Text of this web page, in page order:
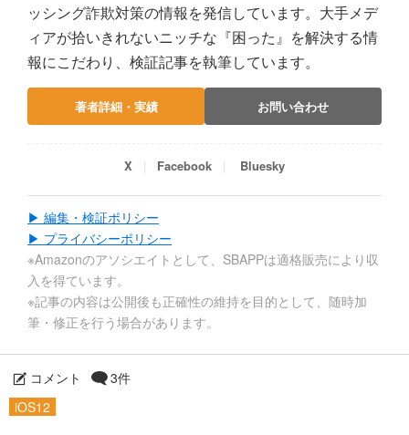
ッシング詐欺対策の情報を発信しています。大手メデ
ィアが拾いきれないニッチな『困った』を解決する情
報にこだわり、検証記事を執筆しています。
著者詳細・実績 お問い合わせ
X Facebook Bluesky
▶ 編集・検証ポリシー
▶ プライバシーポリシー
※Amazonのアソシエイトとして、SBAPPは適格販売により収
入を得ています。
※記事の内容は公開後も正確性の維持を目的として、随時加
筆・修正を行う場合があります。
コメント
3件
iOS12